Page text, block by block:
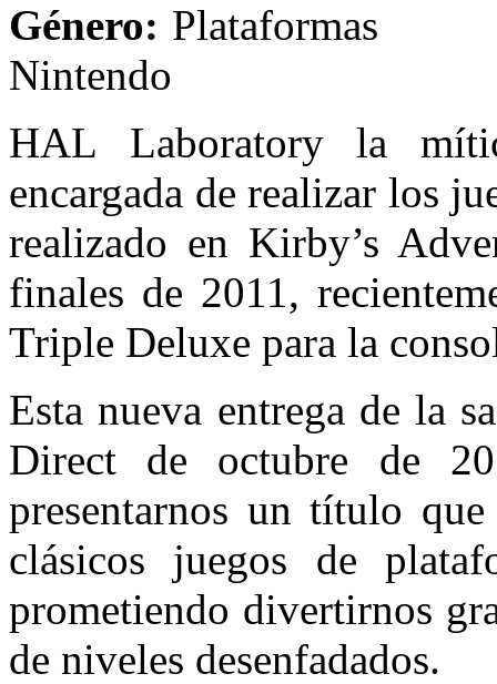
Género:
Nintendo
HAL Laboratory la
encargada de realizar los
realizado en Kirby’s
finales de 2011,
Triple Deluxe para la
Esta nueva entrega de la
Direct de octubre de
presentarnos un título
clásicos juegos de
prometiendo divertirnos
de niveles desenfadados.